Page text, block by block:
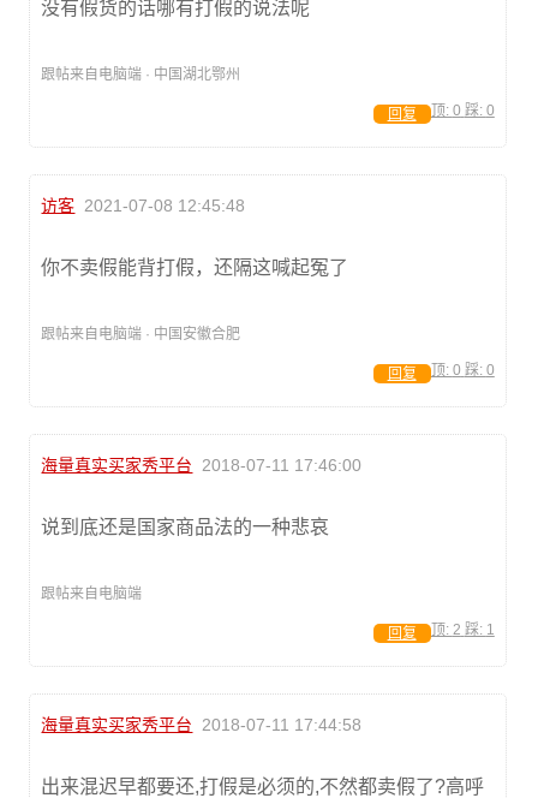
没有假货的话哪有打假的说法呢
跟帖来自电脑端 · 中国湖北鄂州
顶: 0 踩: 0
回复
访客 2021-07-08 12:45:48
你不卖假能背打假，还隔这喊起冤了
跟帖来自电脑端 · 中国安徽合肥
顶: 0 踩: 0
回复
海量真实买家秀平台 2018-07-11 17:46:00
说到底还是国家商品法的一种悲哀
跟帖来自电脑端
顶: 2 踩: 1
回复
海量真实买家秀平台 2018-07-11 17:44:58
出来混迟早都要还,打假是必须的,不然都卖假了?高呼